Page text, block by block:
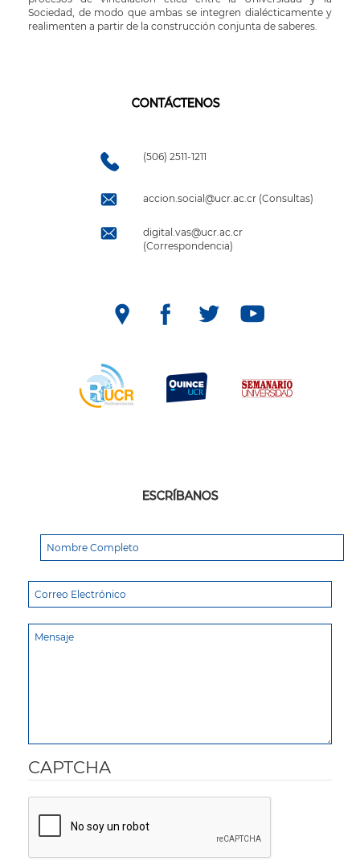
Sociedad, de modo que ambas se integren dialécticamente y
realimenten a partir de la construcción conjunta de saberes.
CONTÁCTENOS
(506) 2511-1211
accion.social@ucr.ac.cr (Consultas)
digital.vas@ucr.ac.cr
(Correspondencia)
ESCRÍBANOS
CAPTCHA